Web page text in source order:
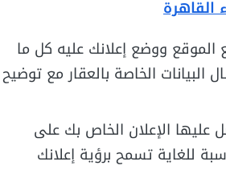
القاهرة
ووضع إعلانك عليه كل ما
الخاصة بالعقار مع توضيح
عليها الإعلان الخاص بك على
للغاية تسمح برؤية إعلانك